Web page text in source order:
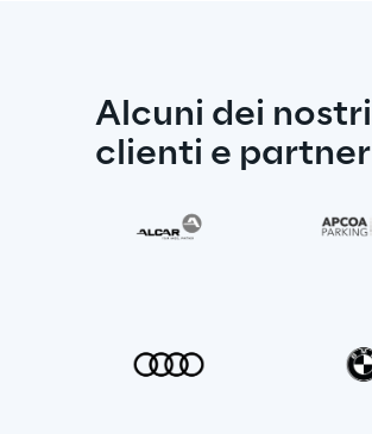
Alcuni dei nostri
clienti e partner